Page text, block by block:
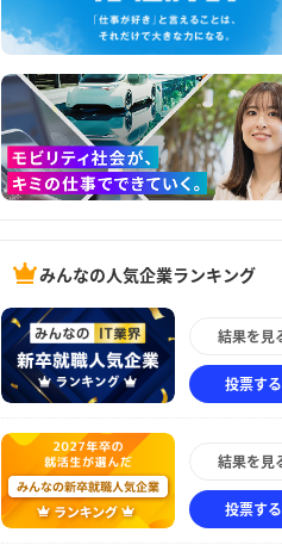
みんなの人気企業ランキング
結果を見
投票する
結果を見
投票する